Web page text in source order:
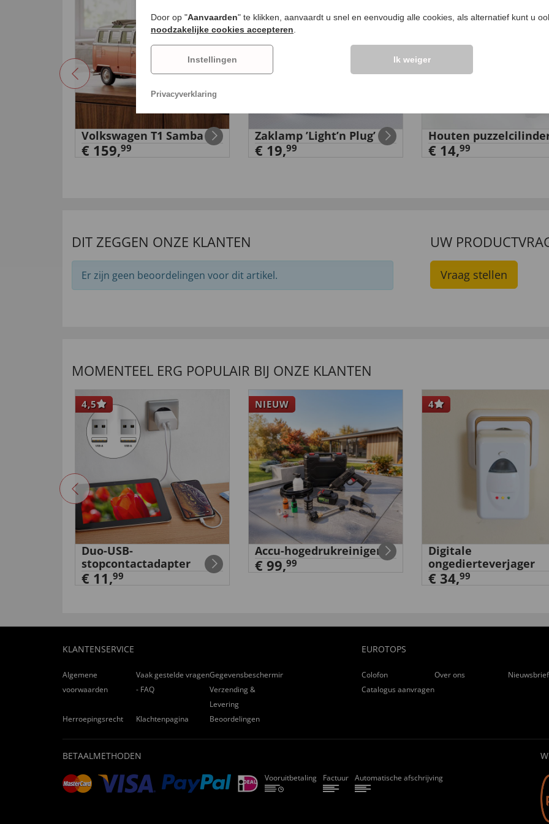
Volkswagen T1 Samba
€ 159,99
Zaklamp ’Light’n Plug’
€ 19,99
Houten
€ 14,99
DIT ZEGGEN ONZE KLANTEN
Er zijn geen beoordelingen voor dit artikel.
UW
Vraag stellen
MOMENTEEL ERG POPULAIR BIJ ONZE KLANTEN
4,5
Duo-USB-
stopcontactadapter
€ 11,99
NIEUW
Accu-hogedrukreiniger
€ 99,99
4
Digitale
ongedierteverjager
€ 34,99
KLANTENSERVICE
Algemene
voorwaarden
Vaak gestelde vragen
- FAQ
Gegevensbescherming
Verzending &
Levering
Herroepingsrecht
Klachtenpagina Beoordelingen
EUROTOPS
Colofon Over ons
Nieuwsbrief
Catalogus aanvragen
BETAALMETHODEN
Vooruitbetaling Factuur Automatische afschrijving
Door op "Aanvaarden" te klikken, aanvaardt u snel en eenvoudig alle cookies, als alternatief kunt u
noodzakelijke cookies accepteren
Instellingen Ik weiger
Privacyverklaring